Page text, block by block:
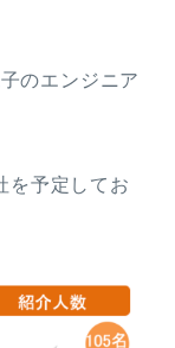
のエンジニア
を予定してお